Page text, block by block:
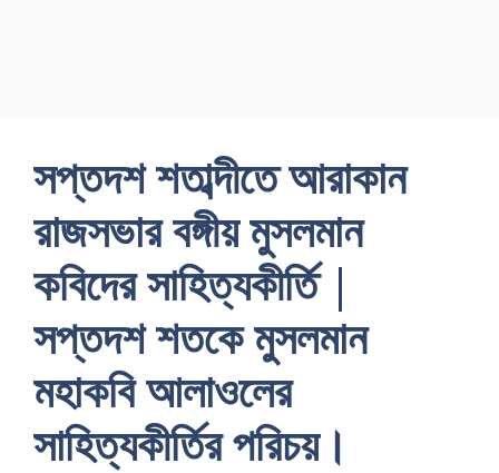
সপ্তদশ শতাব্দীতে আরাকান
রাজসভার বঙ্গীয় মুসলমান
কবিদের সাহিত্যকীর্তি |
সপ্তদশ শতকে মুসলমান
মহাকবি আলাওলের
সাহিত্যকীর্তির পরিচয়।